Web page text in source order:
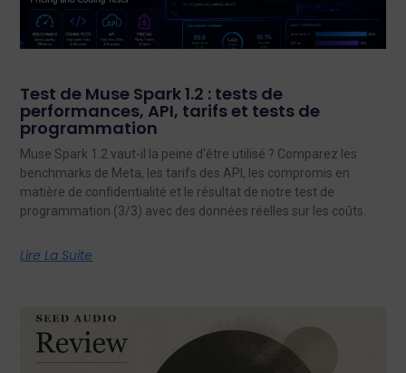
Test de Muse Spark 1.2 : tests de
performances, API, tarifs et tests de
programmation
Muse Spark 1.2 vaut-il la peine d'être utilisé ? Comparez les
benchmarks de Meta, les tarifs des API, les compromis en
matière de confidentialité et le résultat de notre test de
programmation (3/3) avec des données réelles sur les coûts.
Lire La Suite